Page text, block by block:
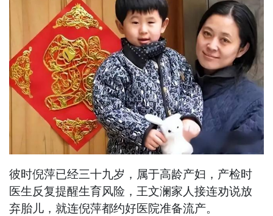
彼时倪萍已经三十九岁，属于高龄产妇，产检时
医生反复提醒生育风险，王文澜家人接连劝说放
弃胎儿，就连倪萍都约好医院准备流产。